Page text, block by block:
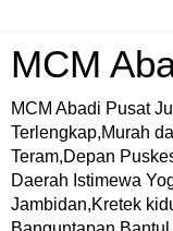
MCM
MCM Abadi Pusat
Terlengkap,Murah
Teram,Depan
Daerah Istimewa
Jambidan,Kretek